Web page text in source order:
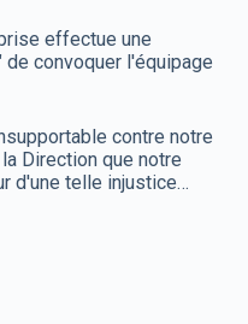
effectue une
convoquer l'équipage
contre notre
Direction que notre
d'une telle injustice…